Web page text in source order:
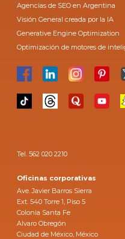
Agencias de SEO en Argentina
Visión General creada por la IA
Generative Engine Optimization
Optimización de motores de
Tel. 562 020 2210
Oficinas corporativas
Ave. Javier Barros Sierra
Ext. 540 Torre 1, Piso 5
Colonia Santa Fe
Alvaro Obregón
Ciudad de México, México